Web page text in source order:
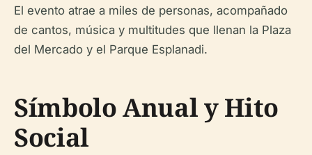
El evento atrae a miles de personas, acompañado
de cantos, música y multitudes que llenan la Plaza
del Mercado y el Parque Esplanadi.
Símbolo Anual y Hito
Social